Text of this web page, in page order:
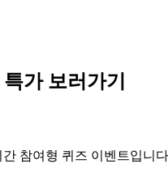
가 보러가기
참여형 퀴즈 이벤트입니